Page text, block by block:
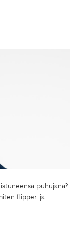
puhujana?
flipper ja